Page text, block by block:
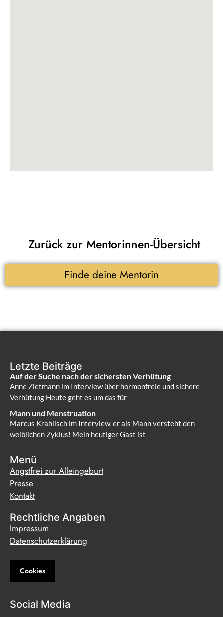
Zurück zur Mentorinnen-Übersicht
Finde deine Mentorin
Letzte Beiträge
Auf der Suche nach der sichersten Verhütung
Anne Zietmann im Interview über hormonfreie und sichere
Verhütung Heute geht es um das für
Mann und Menstruation
Marcus Krahlisch im Interview, er als Mann versteht den
weiblichen Zyklus! Mein heutiger Gast ist
Menü
Angstfrei zur Alleingeburt
Presse
Kontakt
Rechtliche Angaben
Impressum
Datenschutzerklärung
Cookies
Social Media